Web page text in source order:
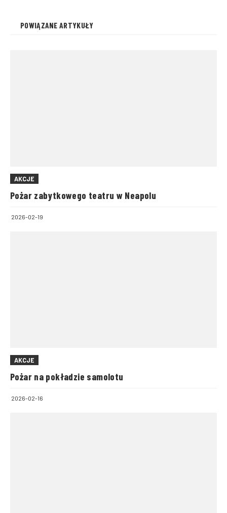
POWIĄZANE ARTYKUŁY
AKCJE
Pożar zabytkowego teatru w Neapolu
2026-02-19
AKCJE
Pożar na pokładzie samolotu
2026-02-16